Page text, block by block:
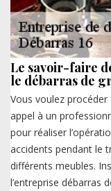
Le savoir-faire
le débarras de
Vous voulez
appel à un
pour réaliser
accidents pendant le
différents meubles.
l’entreprise débarras